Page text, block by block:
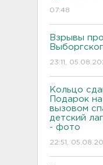
07:48
Взрывы
23:11,
Кольцо
Подарок
вызовом
детский
- фото
22:51,